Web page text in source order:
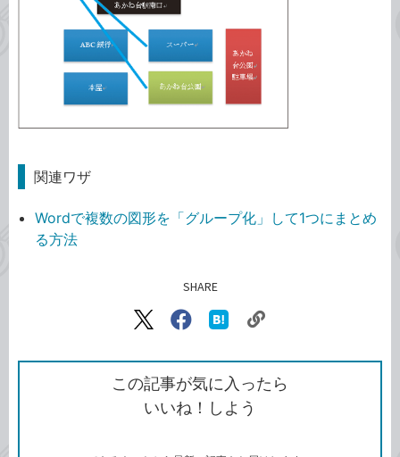
関連ワザ
Wordで複数の図形を「グループ化」して1つにまとめ
る方法
SHARE
X（旧
で
シ
ェ
ア
Facebook
シ
ェ
ア
な
ブ
ッ
ク
ク
を
コ
この記事が気に入ったら
いいね！しよう